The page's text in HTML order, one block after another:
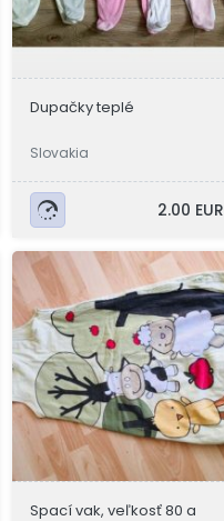
Dupačky teplé
Slovakia
2.00 EUR
Spací vak, veľkosť 80 a